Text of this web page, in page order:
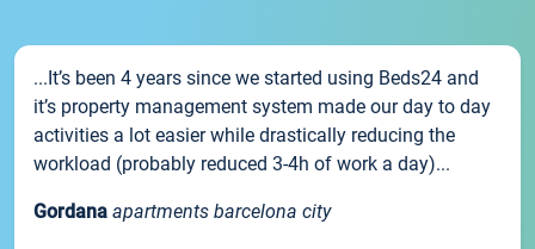
...It’s been 4 years since we started using Beds24 and
it’s property management system made our day to day
activities a lot easier while drastically reducing the
workload (probably reduced 3-4h of work a day)...
Gordana apartments barcelona city